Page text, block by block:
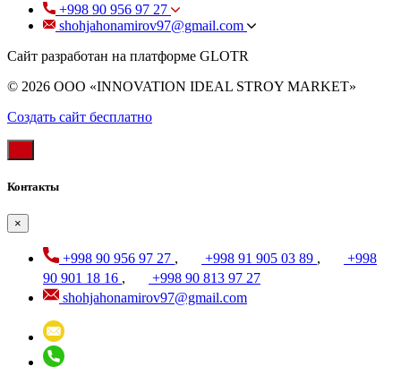
+998 90 956 97 27
shohjahonamirov97@gmail.com
Сайт разработан на платформе GLOTR
© 2026 OOO «INNOVATION IDEAL STROY MARKET»
Создать cайт бесплатно
Контакты
×
+998 90 956 97 27 , +998 91 905 03 89 ,
+998
90 901 18 16 ,
+998 90 813 97 27
shohjahonamirov97@gmail.com